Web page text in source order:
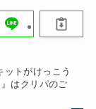
ットがけっこう
はクリパのご